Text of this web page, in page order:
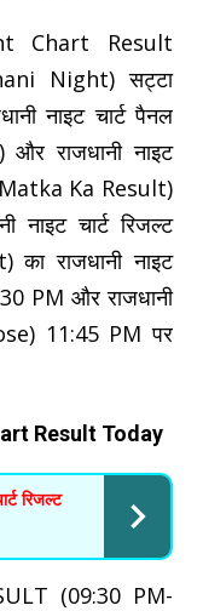
Chart Result
Night) सट्टा
नाइट चार्ट पैनल
राजधानी नाइट
Ka Result)
चार्ट रिजल्ट
राजधानी नाइट
PM और राजधानी
11:45 PM पर
Result Today
रिजल्ट
(09:30 PM-